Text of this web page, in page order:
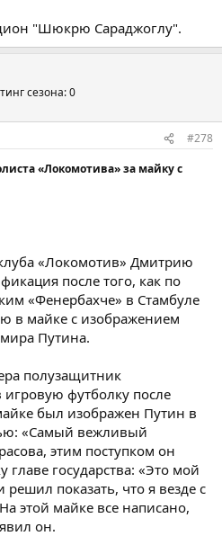
"Шюкрю Сараджоглу".
сезона: 0
#278
«Локомотива» за майку с
«Локомотив» Дмитрию
после того, как по
«Фенербахче» в Стамбуле
в майке с изображением
Путина.
полузащитник
футболку после
был изображен Путин в
«Самый вежливый
этим поступком он
главе государства: «Это мой
показать, что я везде с
этой майке все написано,
он.